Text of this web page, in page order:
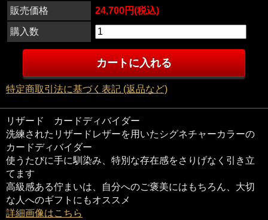
販売価格
24,700円(税込)
購入数
特定商取引法に基づく表記 (返品など)
リザード カードディバイダー
洗練されたリザードレザーを用いたシグネチャーカラーの
カードディバイダー
使うたびに手に馴染み、特別な存在感をさりげなく引き立
てます
高級感ある佇まいは、自分へのご褒美にはもちろん、大切
な人へのギフトにもオススメ
詳細画像はこちら